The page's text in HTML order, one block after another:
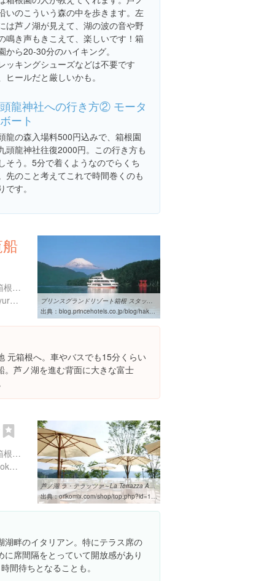
いのこういう森の中を歩きます。左
は芦ノ湖が見えて、湖の波の音や野
鳴き声もきこえて、楽しいです！箱
から20-30分のハイキング。
ッキングシューズなどは不要です
ヒールだと厳しいかも。
龍神社への行き方② モータ
ート
龍の森入場料500円込みで、箱根園
頭龍神社往復2000円。この行き方も
そう。5分で着くようなのでらくち
先のこと考えてこれで時間巻くのも
です。
神奈川県足柄下郡箱根町元箱根４５-３
http://www.izuhakone.co.jp/yuransen/
プリンスグランドリゾート箱根 スタッフブログ｜プリンスホテルズ
出典： blog.princehotels.co.jp/blog/hakone/2011/12/post-129.html
元箱根へ。車やバスでも15分くらい
。芦ノ湖を進む背面に大きな富士
神奈川県足柄下郡箱根町元箱根６１ 芦ノ湖テラス
http://www.la-terrazza-ashinoko.co.jp/restaurant/index.html
芦ノ湖 ラ・テラッツァ～La Terrazza Ashinoko～｜箱根 イタリアン ...
出典：orikomix.com/shop/top.php?id=130
畔のイタリアン。特にテラス席の
席間隔をとっていて開放感があり
間待ちとなることも。